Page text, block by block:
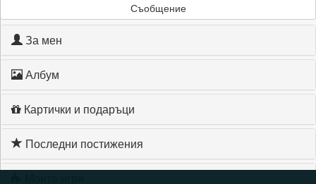
Съобщение
За мен
Албум
Картички и подаръци
Последни постижения